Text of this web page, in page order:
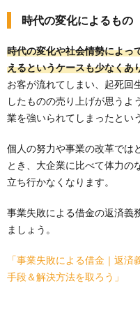
時代の変化によるもの
時代の変化や社会情勢によっ
えるというケースも少なくあ
お客が流れてしまい、起死回
したものの売り上げが思うよ
業を強いられてしまったとい
個人の努力や事業の改革では
とき、大企業に比べて体力の
立ち行かなくなります。
事業失敗による借金の返済義
ましょう。
「事業失敗による借金｜返
手段＆解決方法を取ろう」